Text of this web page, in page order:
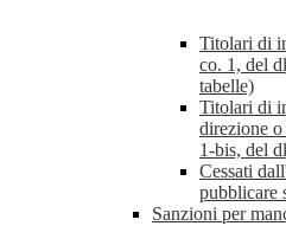
Titolari di
co. 1, del
tabelle)
Titolari di
direzione
1-bis, del
Cessati
pubblicare
Sanzioni per